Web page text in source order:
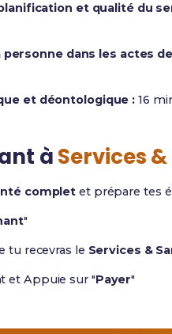
et qualité du
dans les actes
et déontologique : 16
àServices
complet et prépare tes
"
tu recevras le Services &
et Appuie sur "Payer"